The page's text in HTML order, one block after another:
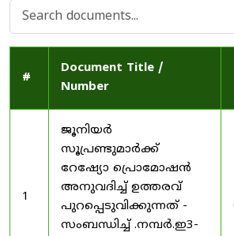
#
Document Title /
Number
1
ജൂനിയർ
സൂപ്രണ്ടുമാർക്ക്
റേഷ്യോ പ്രൊമോഷൻ
അനുവദിച്ച് ഉത്തരവ്
പുറപ്പെടുവിക്കുന്നത് -
സംബന്ധിച്ച് .നമ്പർ.ഇ3-